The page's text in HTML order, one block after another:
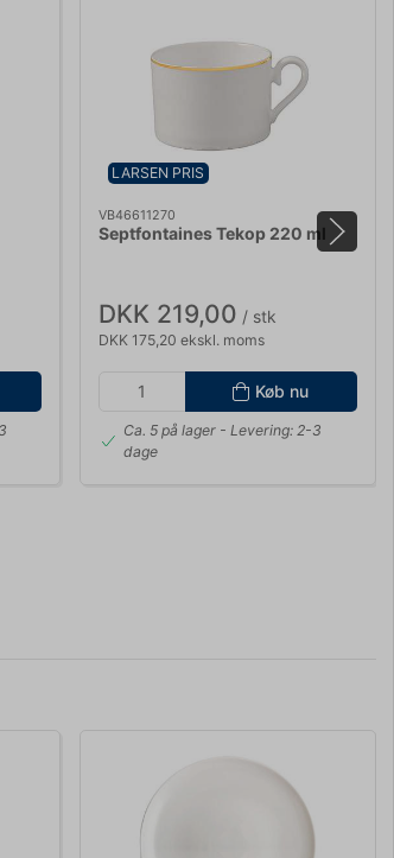
LARSEN PRIS
VB46611270
Septfontaines Tekop 220 ml
DKK 219,00 / stk
DKK 175,20 ekskl. moms
Køb nu
Ca. 5 på lager- Levering: 2-3
dage